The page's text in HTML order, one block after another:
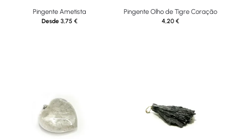
Pingente Ametista
Desde 3,75 €
Pingente Olho de Tigre Coração
4,20 €